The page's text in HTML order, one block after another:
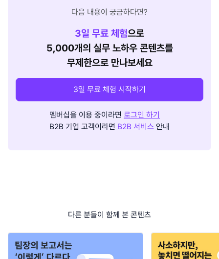
다음 내용이 궁금하다면?
3일 무료 체험으로
5,000개의 실무 노하우 콘텐츠를
무제한으로 만나보세요
3일 무료 체험 시작하기
멤버십을 이용 중이라면 로그인 하기
B2B 기업 고객이라면 B2B 서비스 안내
다른 분들이 함께 본 콘텐츠